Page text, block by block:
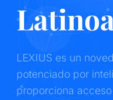
LEXIUS es un
potenciado por
proporciona